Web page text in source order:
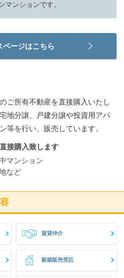
マンションです。
ページはこちら
ご所有不動産を直接購入いたし
地分譲、戸建分譲や投資用アパ
等を行い、販売しています。
接購入致します
マンション
など
賃貸仲介
新築販売受託